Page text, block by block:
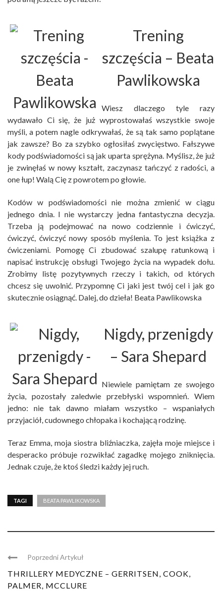
Trening
szczęścia – Beata
Pawlikowska
Wiesz dlaczego tyle razy
wydawało Ci się, że już wyprostowałaś wszystkie swoje
myśli, a potem nagle odkrywałaś, że są tak samo poplątane
jak zawsze? Bo za szybko ogłosiłaś zwycięstwo. Fałszywe
kody podświadomości są jak uparta sprężyna. Myślisz, że już
je zwinęłaś w nowy kształt, zaczynasz tańczyć z radości, a
one łup! Walą Cię z powrotem po głowie.
Kodów w podświadomości nie można zmienić w ciągu
jednego dnia. I nie wystarczy jedna fantastyczna decyzja.
Trzeba ją podejmować na nowo codziennie i ćwiczyć,
ćwiczyć, ćwiczyć nowy sposób myślenia. To jest książka z
ćwiczeniami. Pomogę Ci zbudować szalupę ratunkową i
napisać instrukcję obsługi Twojego życia na wypadek dołu.
Zrobimy listę pozytywnych rzeczy i takich, od których
chcesz się uwolnić. Przypomnę Ci jaki jest twój cel i jak go
skutecznie osiągnąć. Dalej, do dzieła! Beata Pawlikowska
Nigdy, przenigdy
– Sara Shepard
Niewiele pamiętam ze swojego
życia, pozostały zaledwie przebłyski wspomnień. Wiem
jedno: nie tak dawno miałam wszystko – wspaniałych
przyjaciół, cudownego chłopaka i kochającą rodzinę.
Teraz Emma, moja siostra bliźniaczka, zajęła moje miejsce i
desperacko próbuje rozwikłać zagadkę mojego zniknięcia.
Jednak czuje, że ktoś śledzi każdy jej ruch.
TAGI BEATA PAWLIKOWSKA
Poprzedni Artykuł
THRILLERY MEDYCZNE – GERRITSEN, COOK,
PALMER, MCCLURE